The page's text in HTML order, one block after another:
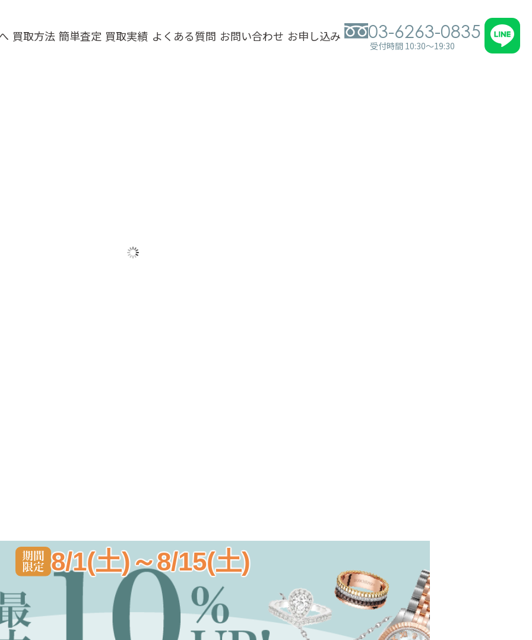
買取方法 簡単査定 買取実績 よくある質問 お問い合わせ お申し込み 03-6263-0835
受付時間 10:30～19:30
8/1(土)～8/15(土)